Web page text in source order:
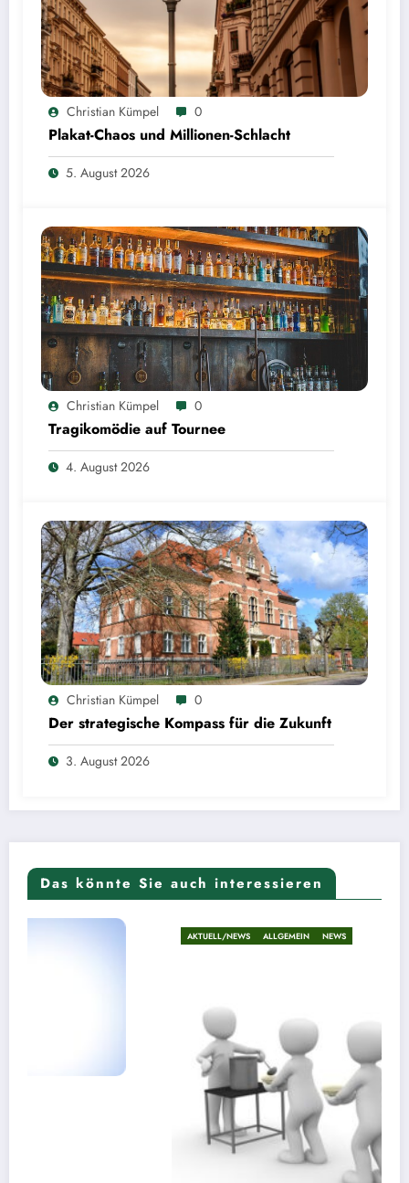
Christian Kümpel 0
Plakat-Chaos und Millionen-Schlacht
5. August 2026
Christian Kümpel 0
Tragikomödie auf Tournee
4. August 2026
Christian Kümpel 0
Der strategische Kompass für die Zukunft
3. August 2026
Das könnte Sie auch interessieren
ALLGEMEIN NEWS